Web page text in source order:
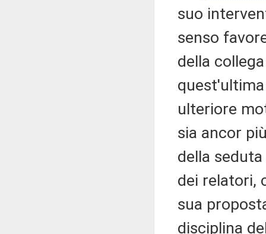
suo
senso
della
ulteriore
sia ancor
della
dei relatori,
sua
disciplina